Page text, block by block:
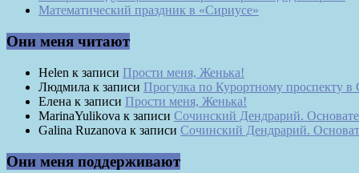
Математический праздник в «Сириусе»
Они меня читают
Helen к записи Прости меня, Женька!
Людмила к записи Прогулка по Курортному проспекту в
Елена к записи Прости меня, Женька!
MarinaYulikova к записи Сочинский Дендрарий.
Galina Ruzanova к записи Сочинский Дендрарий.
Они меня поддерживают